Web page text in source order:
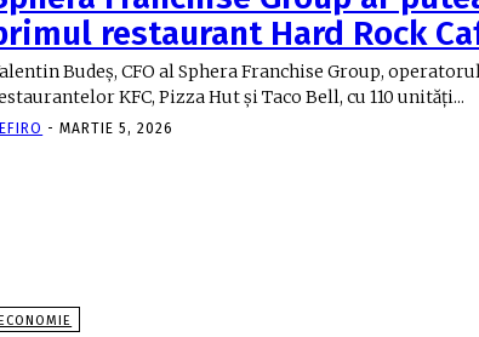
restaurant Hard Rock
Budeş, CFO al Sphera Franchise Group,
KFC, Pizza Hut şi Taco Bell, cu 110 unităţi...
- MARTIE 5, 2026